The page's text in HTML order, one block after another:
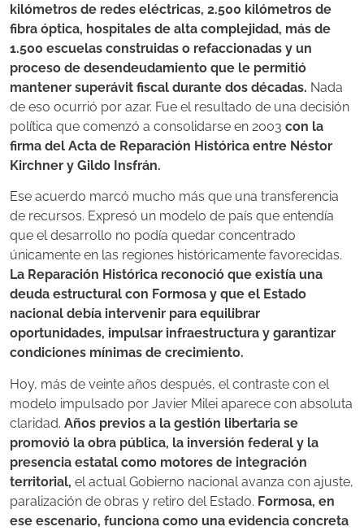
kilómetros de redes eléctricas, 2.500 kilómetros de
fibra óptica, hospitales de alta complejidad, más de
1.500 escuelas construidas o refaccionadas y un
proceso de desendeudamiento que le permitió
mantener superávit fiscal durante dos décadas. Nada
de eso ocurrió por azar. Fue el resultado de una decisión
política que comenzó a consolidarse en 2003 con la
firma del Acta de Reparación Histórica entre Néstor
Kirchner y Gildo Insfrán.
Ese acuerdo marcó mucho más que una transferencia
de recursos. Expresó un modelo de país que entendía
que el desarrollo no podía quedar concentrado
únicamente en las regiones históricamente favorecidas.
La Reparación Histórica reconoció que existía una
deuda estructural con Formosa y que el Estado
nacional debía intervenir para equilibrar
oportunidades, impulsar infraestructura y garantizar
condiciones mínimas de crecimiento.
Hoy, más de veinte años después, el contraste con el
modelo impulsado por Javier Milei aparece con absoluta
claridad. Años previos a la gestión libertaria se
promovió la obra pública, la inversión federal y la
presencia estatal como motores de integración
territorial, el actual Gobierno nacional avanza con ajuste,
paralización de obras y retiro del Estado. Formosa, en
ese escenario, funciona como una evidencia concreta